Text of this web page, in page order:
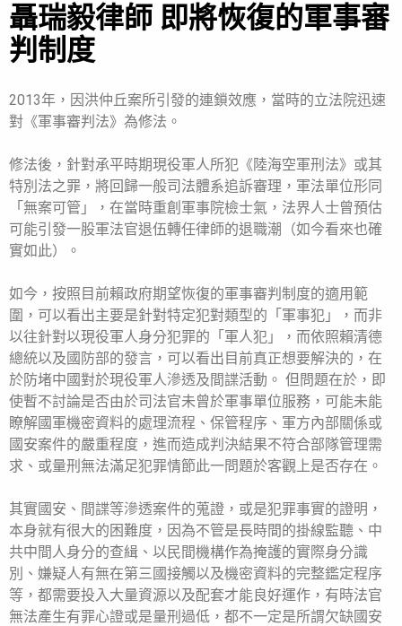
聶瑞毅律師 即將恢復的軍事審
判制度
2013年，因洪仲丘案所引發的連鎖效應，當時的立法院迅速
對《軍事審判法》為修法。
修法後，針對承平時期現役軍人所犯《陸海空軍刑法》或其
特別法之罪，將回歸一般司法體系追訴審理，軍法單位形同
「無案可管」，在當時重創軍事院檢士氣，法界人士曾預估
可能引發一股軍法官退伍轉任律師的退職潮（如今看來也確
實如此）。
如今，按照目前賴政府期望恢復的軍事審判制度的適用範
圍，可以看出主要是針對特定犯對類型的「軍事犯」，而非
以往針對以現役軍人身分犯罪的「軍人犯」，而依照賴清德
總統以及國防部的發言，可以看出目前真正想要解決的，在
於防堵中國對於現役軍人滲透及間諜活動。 但問題在於，即
使暫不討論是否由於司法官未曾於軍事單位服務，可能未能
瞭解國軍機密資料的處理流程、保管程序、軍方內部關係或
國安案件的嚴重程度，進而造成判決結果不符合部隊管理需
求、或量刑無法滿足犯罪情節此一問題於客觀上是否存在。
其實國安、間諜等滲透案件的蒐證，或是犯罪事實的證明，
本身就有很大的困難度，因為不管是長時間的掛線監聽、中
共中間人身分的查緝、以民間機構作為掩護的實際身分識
別、嫌疑人有無在第三國接觸以及機密資料的完整鑑定程序
等，都需要投入大量資源以及配套才能良好運作，有時法官
無法產生有罪心證或是量刑過低，都不一定是所謂欠缺國安